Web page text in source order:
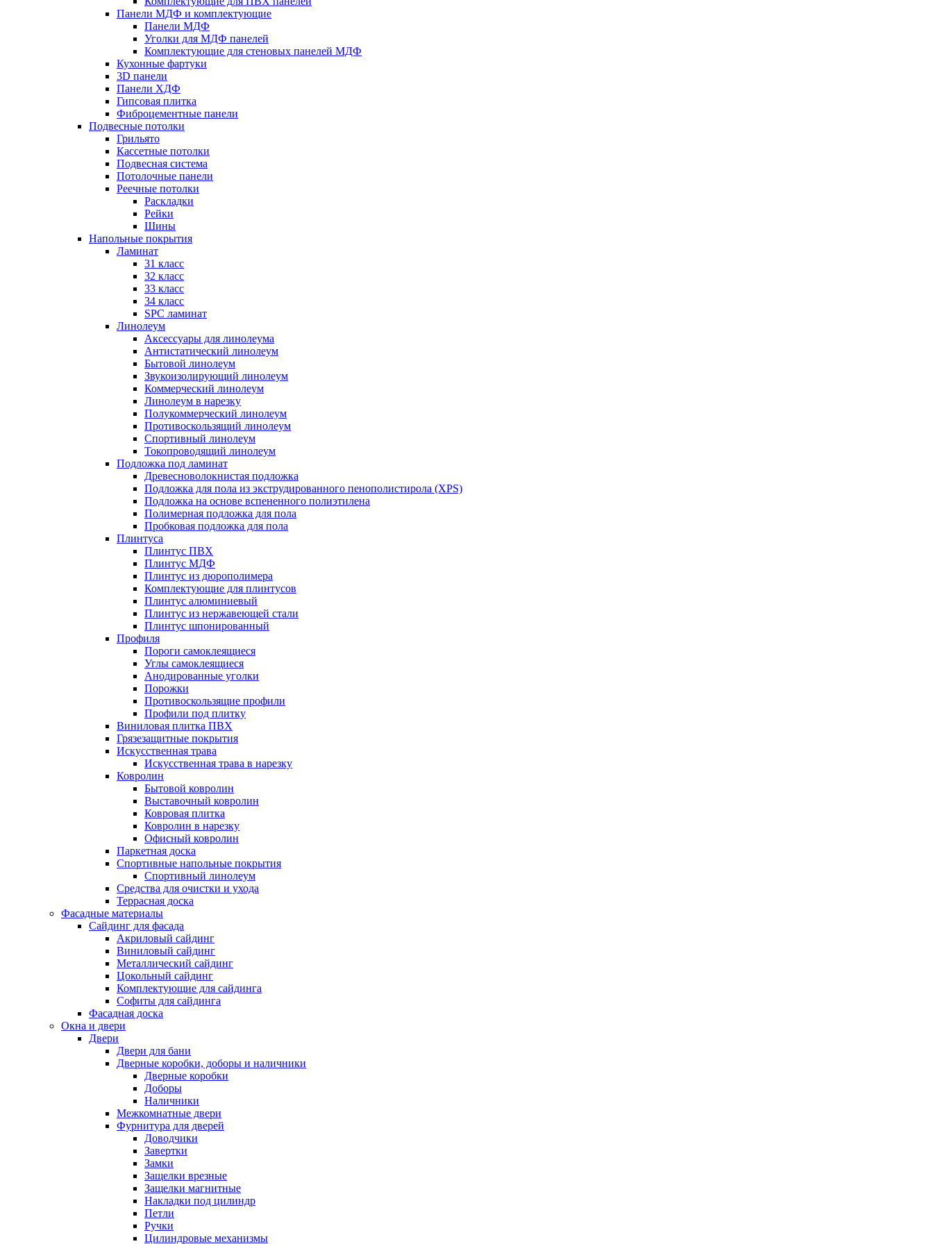
Панели МДФ и комплектующие
Панели МДФ
Уголки для МДФ панелей
Комплектующие для стеновых панелей МДФ
Кухонные фартуки
3D панели
Панели ХДФ
Гипсовая плитка
Фиброцементные панели
Подвесные потолки
Грильято
Кассетные потолки
Подвесная система
Потолочные панели
Реечные потолки
Раскладки
Рейки
Шины
Напольные покрытия
Ламинат
31 класс
32 класс
33 класс
34 класс
SPC ламинат
Линолеум
Аксессуары для линолеума
Антистатический линолеум
Бытовой линолеум
Звукоизолирующий линолеум
Коммерческий линолеум
Линолеум в нарезку
Полукоммерческий линолеум
Противоскользящий линолеум
Спортивный линолеум
Токопроводящий линолеум
Подложка под ламинат
Древесноволокнистая подложка
Подложка для пола из экструдированного пенополистирола (XPS)
Подложка на основе вспененного полиэтилена
Полимерная подложка для пола
Пробковая подложка для пола
Плинтуса
Плинтус ПВХ
Плинтус МДФ
Плинтус из дюрополимера
Комплектующие для плинтусов
Плинтус алюминиевый
Плинтус из нержавеющей стали
Плинтус шпонированный
Профиля
Пороги самоклеящиеся
Углы самоклеящиеся
Анодированные уголки
Порожки
Противоскользящие профили
Профили под плитку
Виниловая плитка ПВХ
Грязезащитные покрытия
Искусственная трава
Искусственная трава в нарезку
Ковролин
Бытовой ковролин
Выставочный ковролин
Ковровая плитка
Ковролин в нарезку
Офисный ковролин
Паркетная доска
Спортивные напольные покрытия
Спортивный линолеум
Средства для очистки и ухода
Террасная доска
Фасадные материалы
Сайдинг для фасада
Акриловый сайдинг
Виниловый сайдинг
Металлический сайдинг
Цокольный сайдинг
Комплектующие для сайдинга
Софиты для сайдинга
Фасадная доска
Окна и двери
Двери
Двери для бани
Дверные коробки, доборы и наличники
Дверные коробки
Доборы
Наличники
Межкомнатные двери
Фурнитура для дверей
Доводчики
Завертки
Замки
Защелки врезные
Защелки магнитные
Накладки под цилиндр
Петли
Ручки
Цилиндровые механизмы